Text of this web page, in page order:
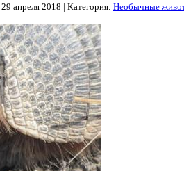
апреля 2018 | Категория: Необычные